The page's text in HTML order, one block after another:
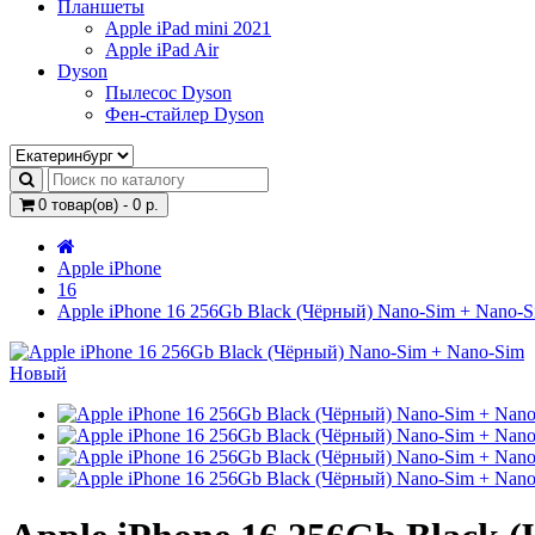
Планшеты
Apple iPad mini 2021
Apple iPad Air
Dyson
Пылесос Dyson
Фен-стайлер Dyson
0 товар(ов) - 0 р.
Apple iPhone
16
Apple iPhone 16 256Gb Black (Чёрный) Nano-Sim + Nano-
Новый